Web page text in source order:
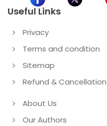
Useful Links
Privacy
Terms and condition
Sitemap
Refund & Cancellation
About Us
Our Authors